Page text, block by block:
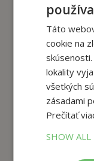
Táto
cookie na
lokality
všetkých
zásadami
Prečítať
SHOW